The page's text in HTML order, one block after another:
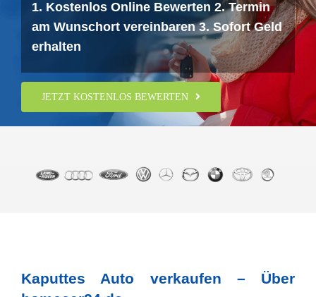
1. Kostenlos Online Bewerten 2. Termin
am Wunschort vereinbaren 3. Sofort Geld
erhalten
JETZT KOSTENLOS BEWERTEN
Kaputtes Auto verkaufen – Über